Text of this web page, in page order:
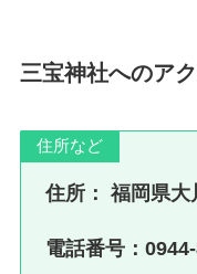
三宝神社へのア
住所など
住所： 福岡県大
電話番号：